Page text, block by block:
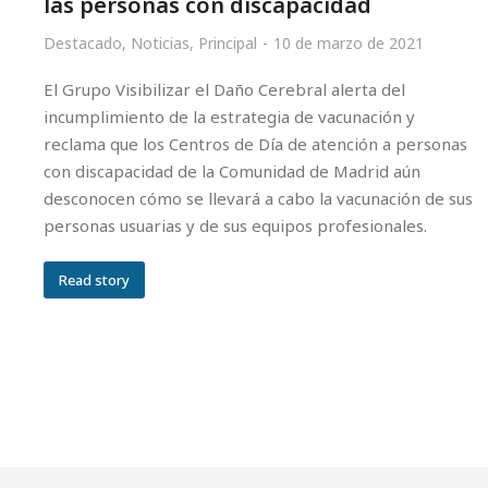
Destacado, Noticias, Principal 10 de marzo de 2021
El Grupo Visibilizar el Daño Cerebral alerta del
incumplimiento de la estrategia de vacunación y
reclama que los Centros de Día de atención a personas
con discapacidad de la Comunidad de Madrid aún
desconocen cómo se llevará a cabo la vacunación de sus
personas usuarias y de sus equipos profesionales.
Read story